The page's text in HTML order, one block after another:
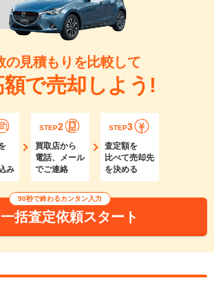
の見積もりを比較して
額で売却しよう!
み
STEP2
買取店から
電話、メール
でご連絡
STEP3
査定額を
比べて売却先
を決める
90秒で終わるカンタン入力
一括査定依頼スタート